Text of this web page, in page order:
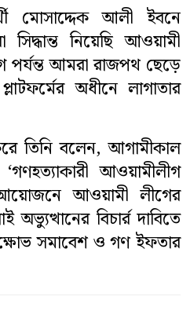
মোসাদ্দেক আলী ইবনে
নিয়েছি আওয়ামী
পর্যন্ত আমরা রাজপথ ছেড়ে
অধীনে লাগাতার
তিনি বলেন, আগামীকাল
আওয়ামীলীগ
আওয়ামী লীগের
অভ্যুত্থানের বিচার্র দাবিতে
সমাবেশ ও গণ ইফতার